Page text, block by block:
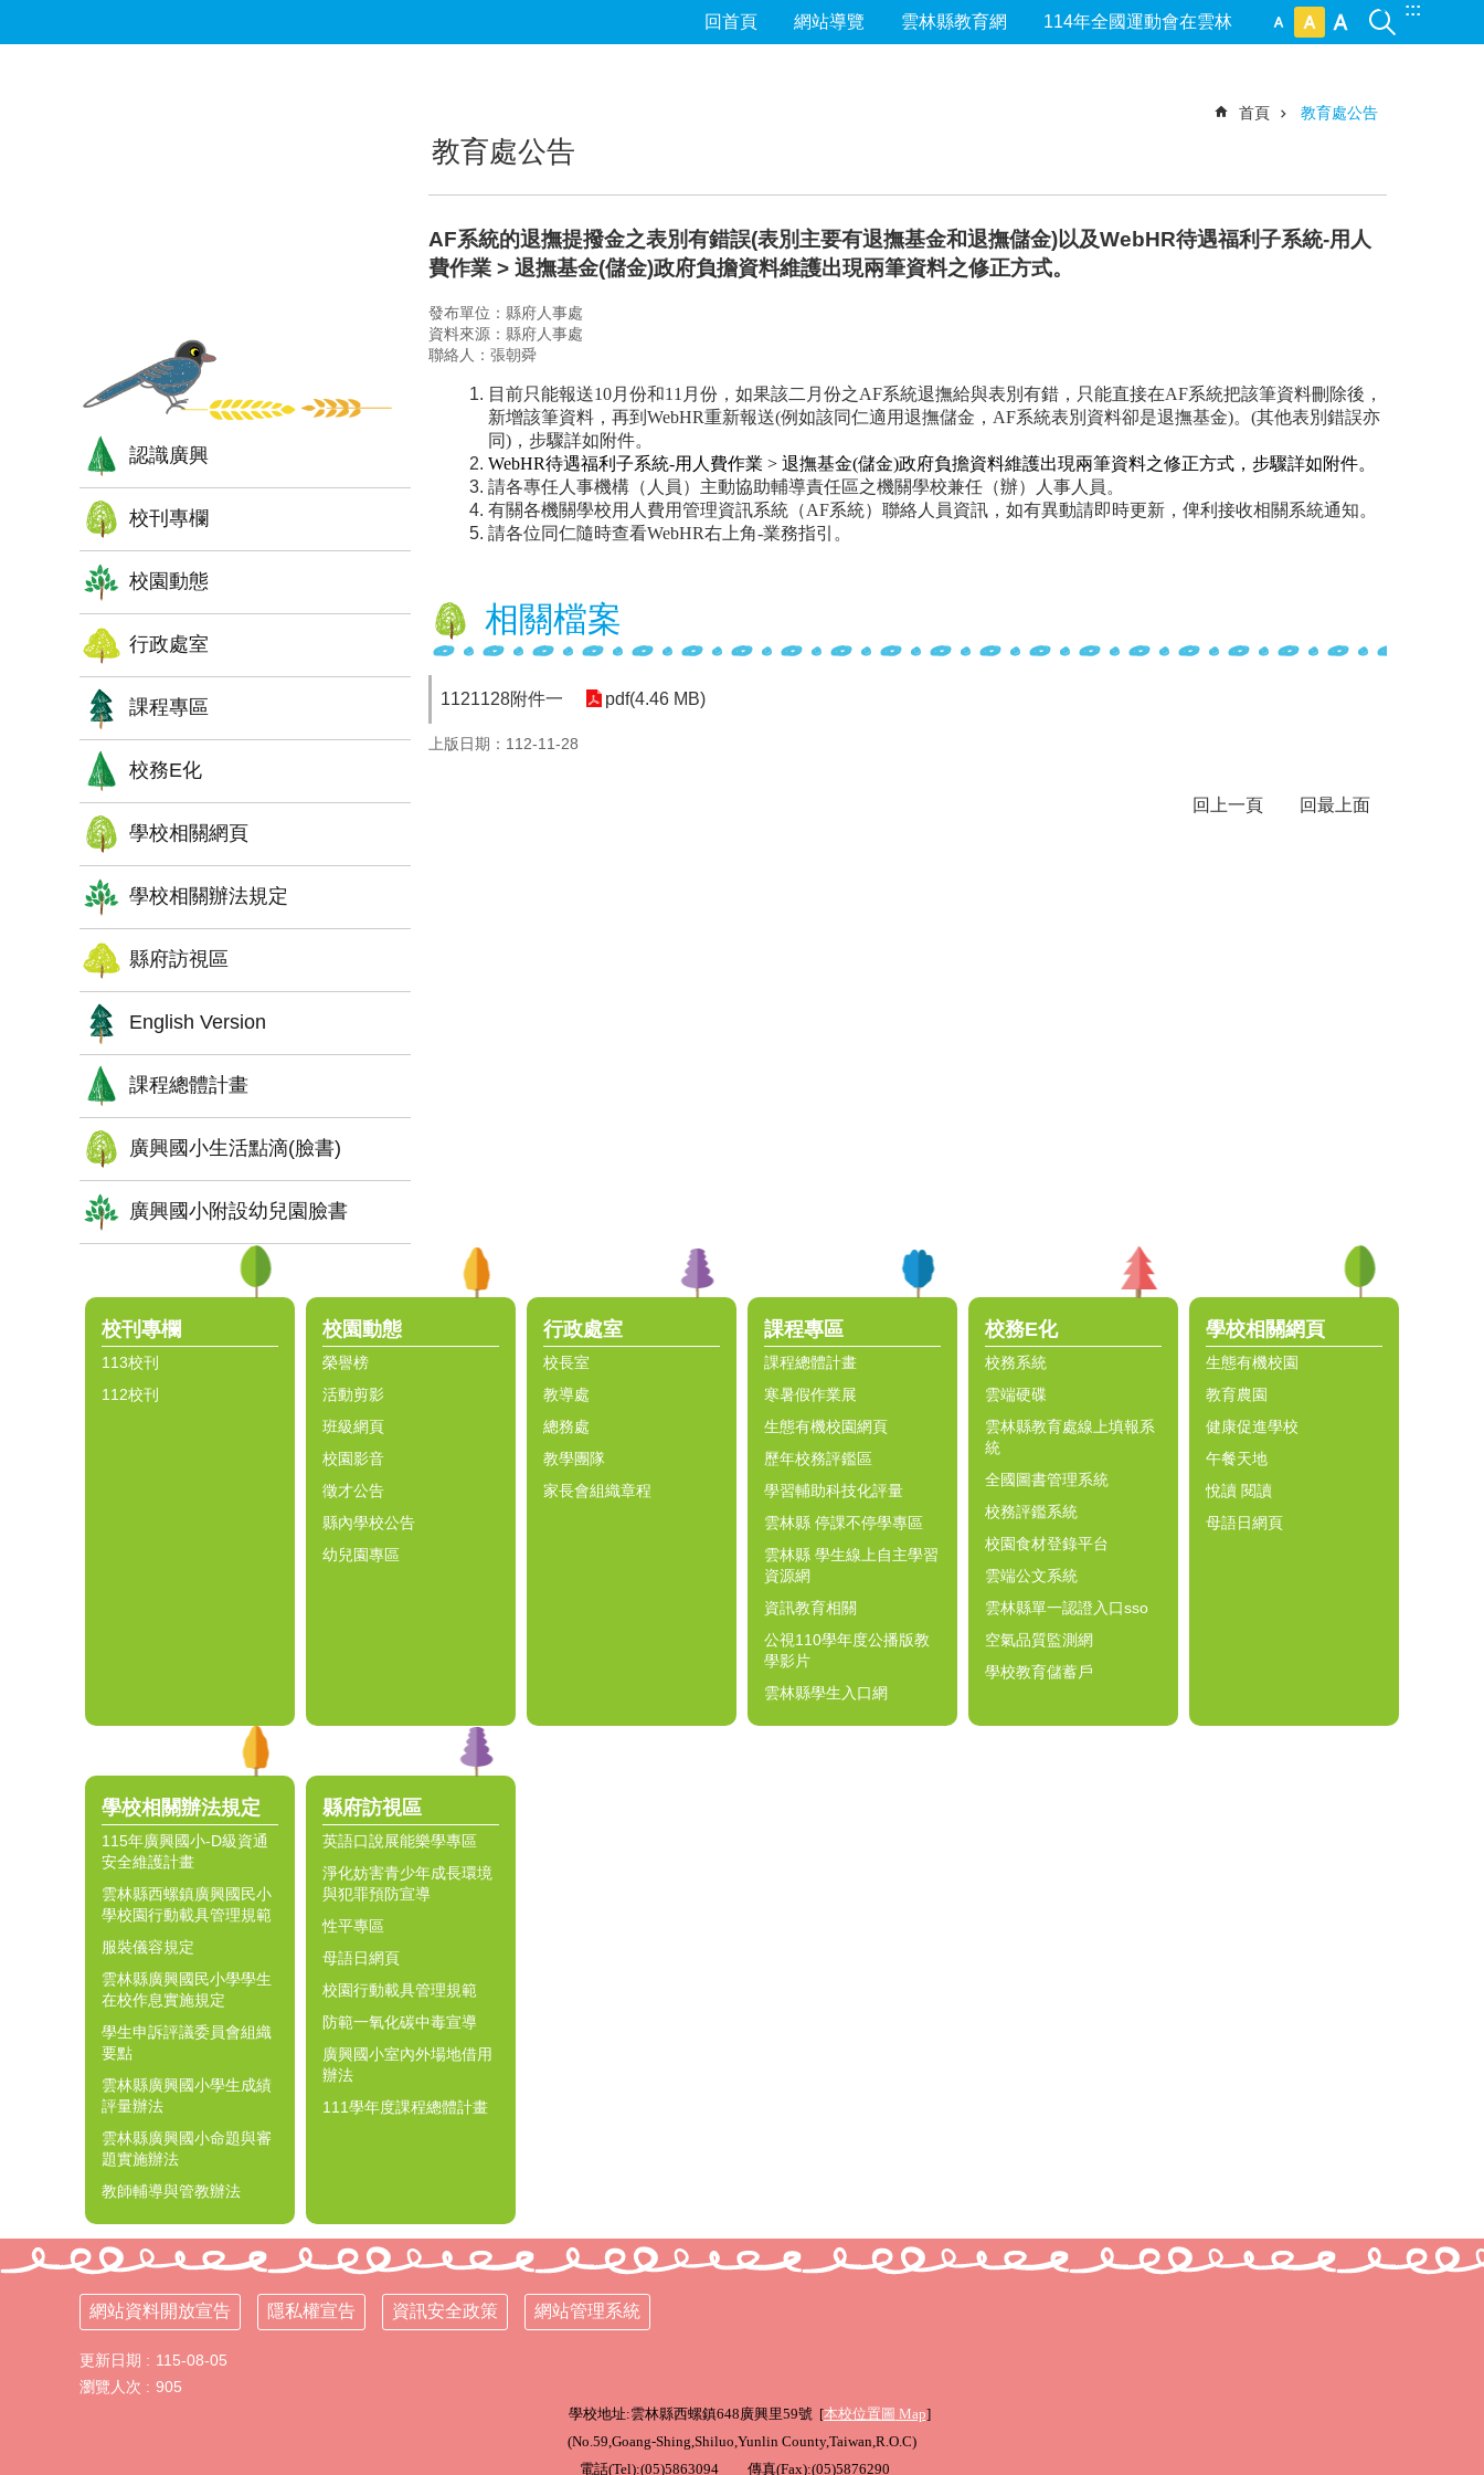
:::
回首頁 網站導覽 雲林縣教育網 114年全國運動會在雲林
認識廣興
校刊專欄
校園動態
行政處室
課程專區
校務E化
學校相關網頁
學校相關辦法規定
縣府訪視區
English Version
課程總體計畫
廣興國小生活點滴(臉書)
廣興國小附設幼兒園臉書
首頁 教育處公告
教育處公告
AF系統的退撫提撥金之表別有錯誤(表別主要有退撫基金和退撫儲金)以及WebHR待遇福利子系統-用人
費作業 > 退撫基金(儲金)政府負擔資料維護出現兩筆資料之修正方式。
發布單位：縣府人事處
資料來源：縣府人事處
聯絡人：張朝舜
目前只能報送10月份和11月份，如果該二月份之AF系統退撫給與表別有錯，只能直接在AF系統把該筆資料刪除後，
新增該筆資料，再到WebHR重新報送(例如該同仁適用退撫儲金，AF系統表別資料卻是退撫基金)。(其他表別錯誤亦
同)，步驟詳如附件。
WebHR待遇福利子系統-用人費作業 > 退撫基金(儲金)政府負擔資料維護出現兩筆資料之修正方式，步驟詳如附件。
請各專任人事機構（人員）主動協助輔導責任區之機關學校兼任（辦）人事人員。
有關各機關學校用人費用管理資訊系統（AF系統）聯絡人員資訊，如有異動請即時更新，俾利接收相關系統通知。
請各位同仁隨時查看WebHR右上角-業務指引。
相關檔案
1121128附件一 pdf(4.46 MB)
上版日期：112-11-28
回上一頁 回最上面
校刊專欄
113校刊
112校刊
校園動態
榮譽榜
活動剪影
班級網頁
校園影音
徵才公告
縣內學校公告
幼兒園專區
行政處室
校長室
教導處
總務處
教學團隊
家長會組織章程
課程專區
課程總體計畫
寒暑假作業展
生態有機校園網頁
歷年校務評鑑區
學習輔助科技化評量
雲林縣 停課不停學專區
雲林縣 學生線上自主學習
資源網
資訊教育相關
公視110學年度公播版教
學影片
雲林縣學生入口網
校務E化
校務系統
雲端硬碟
雲林縣教育處線上填報系
統
全國圖書管理系統
校務評鑑系統
校園食材登錄平台
雲端公文系統
雲林縣單一認證入口sso
空氣品質監測網
學校教育儲蓄戶
學校相關網頁
生態有機校園
教育農園
健康促進學校
午餐天地
悅讀 閱讀
母語日網頁
學校相關辦法規定
115年廣興國小-D級資通
安全維護計畫
雲林縣西螺鎮廣興國民小
學校園行動載具管理規範
服裝儀容規定
雲林縣廣興國民小學學生
在校作息實施規定
學生申訴評議委員會組織
要點
雲林縣廣興國小學生成績
評量辦法
雲林縣廣興國小命題與審
題實施辦法
教師輔導與管教辦法
縣府訪視區
英語口說展能樂學專區
淨化妨害青少年成長環境
與犯罪預防宣導
性平專區
母語日網頁
校園行動載具管理規範
防範一氧化碳中毒宣導
廣興國小室內外場地借用
辦法
111學年度課程總體計畫
網站資料開放宣告 隱私權宣告 資訊安全政策 網站管理系統
更新日期
115-08-05
瀏覽人次
905
學校地址:雲林縣西螺鎮648廣興里59號 [本校位置圖 Map]
(No.59,Goang-Shing,Shiluo,Yunlin County,Taiwan,R.O.C)
電話(Tel):(05)5863094 傳真(Fax):(05)5876290